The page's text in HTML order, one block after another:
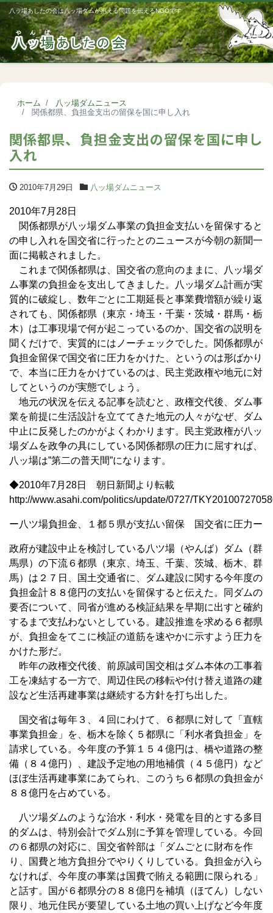
八ッ場あしたの会は八ッ場ダムが抱える問題を伝えるNGOです
ホーム
八ッ場ダムニュース
関係都県、負担金支出の留保を国に申し入れ
関係都県、負担金支出の留保を国に申し
入れ
2010年7月29日 八ッ場ダムニュース
2010年7月28日
関係都県が八ッ場ダム事業の負担金支払いを留保すると
の申し入れを国交省に行ったとのニュースが今朝の新聞一
面に掲載されました。
これまで関係都県は、国交省の意向のままに、八ッ場ダ
ム事業の負担金を支出してきました。八ッ場ダム計画が実
質的に破綻し、数年ごとに工期延長と事業費増額が繰り返
されても、関係都県（東京・埼玉・千葉・茨城・群馬・栃
木）は工事現場で何が起こっているのか、国交省の説明を
聞くだけで、実質的にはノーチェックでした。関係都県が
負担金留保で国交省に圧力をかけた、というのは形ばかり
で、本当に圧力をかけているのは、民主党政権や地元に対
してというのが実態でしょう。
地元の状況を伝える記事を読むと、政権交代後、ダム事
業を前提に生活設計を立ててきた地元の人々がなぜ、ダム
中止に反発したのかがよくわかります。民主党政権が八ッ
場ダムを政争の具にしている関係都県の圧力に屈すれば、
八ッ場は”第二の普天間”になります。
◆2010年7月28日 朝日新聞より転載
http://www.asahi.com/politics/update/0727/
ー八ツ場負担金、１都５県が支払い留保 国交省に圧力ー
政府が建設中止を検討している八ツ場（やんば）ダム（群
馬県）の下流６都県（東京、埼玉、千葉、茨城、栃木、群
馬）は２７日、国土交通省に、ダム建設に関する今年度の
負担金計８８億円の支払いを留保すると伝えた。同ダムの
要否について、同省が進める検証結果を早期に出すと確約
するまで支払わないとしている。建設推進を求める６都県
が、負担金をてこに検証の道筋を速やかに示すよう圧力を
かけた形だ。
昨年の政権交代後、前原誠司国交相はダム本体の工事着
工を凍結する一方で、周辺住民の移転や付け替え道路の建
設など生活再建事業は継続する方針を打ち出した。
国交省は毎年３、４回にわけて、６都県に対して「直轄
事業負担金」を、栃木を除く５都県に「利水者負担金」を
請求している。今年度の予算１５４億円は、橋や道路の整
備（８４億円）、建設予定地の用地補償（４５億円）など
ほぼ生活再建事業にあてられ、このうち６都県の負担金が
８８億円を占めている。
八ツ場ダムのような治水・利水・発電を目的とする多目
的ダムは、特別会計でダム別に予算を管理している。今回
の６都県の対応に、国交省幹部は「ダムごとに財布を作
り、国費と地方負担分でやりくりしている。負担金が入ら
なければ、今年度の事業は国費で賄える範囲に限られる」
と話す。国が６都県分の８８億円を補填（ほてん）しない
限り、地元住民が要望している土地の買い上げなど今年度